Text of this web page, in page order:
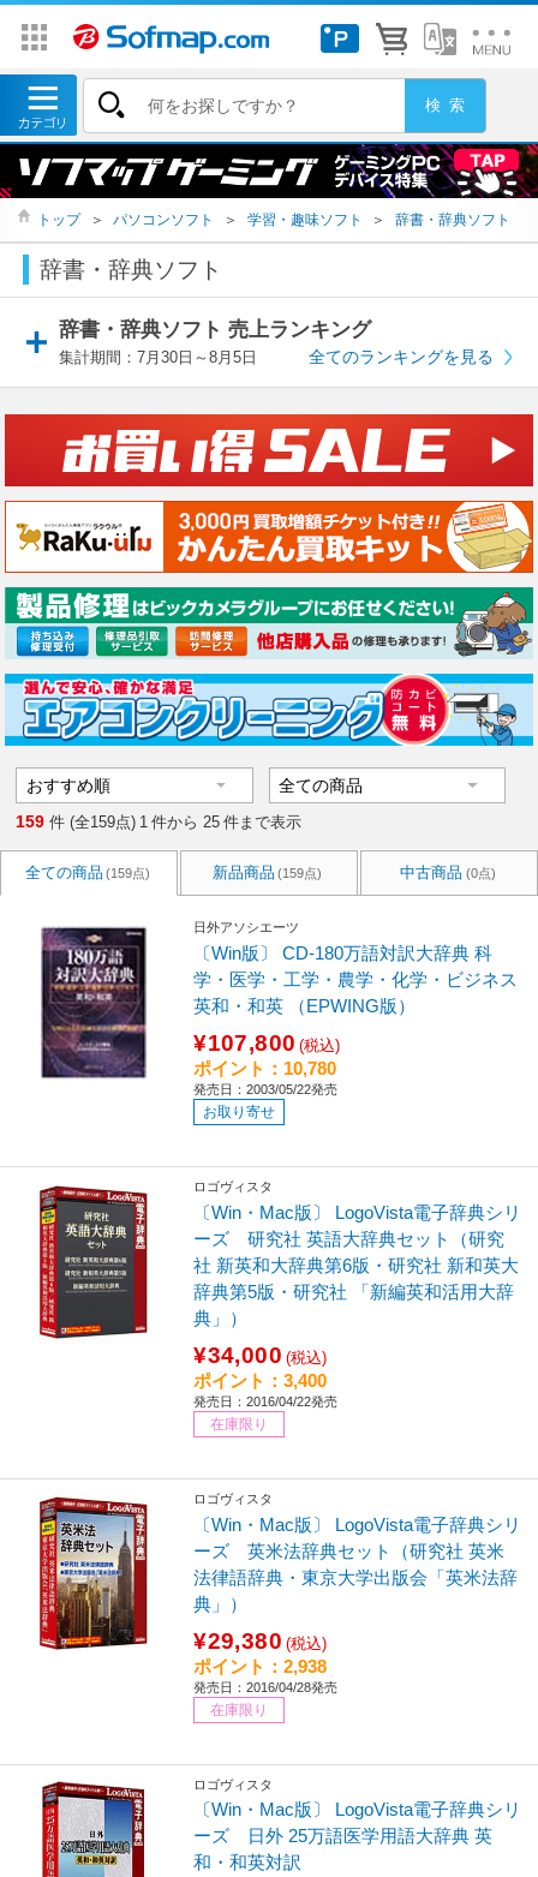
トップ ＞ パソコンソフト ＞ 学習・趣味ソフト ＞ 辞書・辞典ソフト
辞書・辞典ソフト
辞書・辞典ソフト 売上ランキング
集計期間：7月30日～8月5日 全てのランキングを見る
159 件 (全159点) 1 件から 25 件まで表示
全ての商品 (159点) 新品商品 (159点) 中古商品 (0点)
日外アソシエーツ
〔Win版〕 CD-180万語対訳大辞典 科
学・医学・工学・農学・化学・ビジネス
英和・和英 （EPWING版）
¥107,800 (税込)
ポイント：10,780
発売日：2003/05/22発売
お取り寄せ
ロゴヴィスタ
〔Win・Mac版〕 LogoVista電子辞典シリ
ーズ 研究社 英語大辞典セット（研究
社 新英和大辞典第6版・研究社 新和英大
辞典第5版・研究社 「新編英和活用大辞
典」）
¥34,000 (税込)
ポイント：3,400
発売日：2016/04/22発売
在庫限り
ロゴヴィスタ
〔Win・Mac版〕 LogoVista電子辞典シリ
ーズ 英米法辞典セット（研究社 英米
法律語辞典・東京大学出版会「英米法辞
典」）
¥29,380 (税込)
ポイント：2,938
発売日：2016/04/28発売
在庫限り
ロゴヴィスタ
〔Win・Mac版〕 LogoVista電子辞典シリ
ーズ 日外 25万語医学用語大辞典 英
和・和英対訳